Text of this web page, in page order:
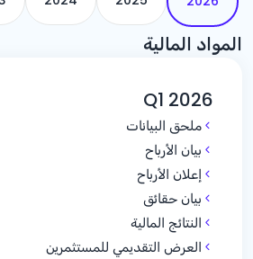
المواد المالية
Q1 2026
ملحق البيانات
بيان الأرباح
إعلان الأرباح
بيان حقائق
النتائج المالية
العرض التقديمي للمستثمرين